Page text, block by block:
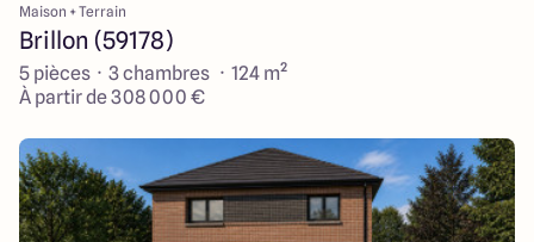
Maison + Terrain
Brillon (59178)
5 pièces · 3 chambres · 124 m²
À partir de 308 000 €